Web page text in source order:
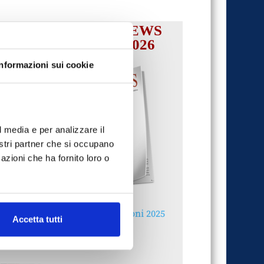
sui cookie
e per analizzare il
partner che si occupano
che ha fornito loro o
Accetta tutti
IL MENSILE ASSINEWS
AGOSTO 2026
Reclami e sanzioni 2025